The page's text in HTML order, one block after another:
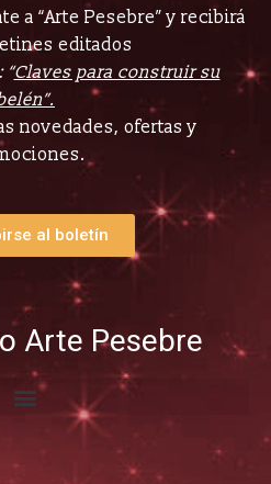
a “Arte Pesebre” y recibirá
editados
Claves para construir su
novedades, ofertas y
al boletín
Arte Pesebre